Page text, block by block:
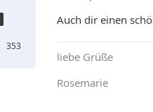
Was ich so
auf Frauen steht,
Ich kann definitiv
Wobei das bei
353
Auch dir einen
liebe Grüße
Rosemarie